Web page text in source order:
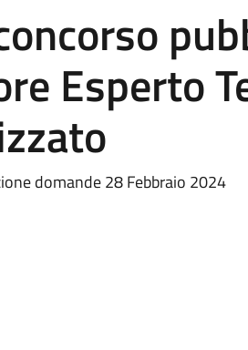
Esperto
domande 28 Febbraio 2024